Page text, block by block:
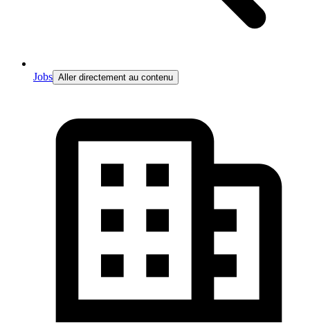
Jobs Aller directement au contenu